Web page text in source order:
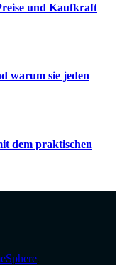
und Kaufkraft
warum sie jeden
dem praktischen